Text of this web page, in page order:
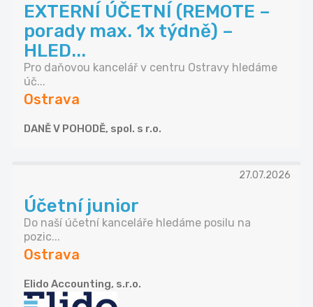
EXTERNÍ ÚČETNÍ (REMOTE –
porady max. 1x týdně) –
HLED...
Pro daňovou kancelář v centru Ostravy hledáme
úč...
Ostrava
DANĚ V POHODĚ, spol. s r.o.
27.07.2026
Účetní junior
Do naší účetní kanceláře hledáme posilu na
pozic...
Ostrava
Elido Accounting, s.r.o.